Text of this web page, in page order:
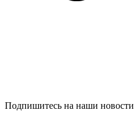
Подпишитесь на наши новости